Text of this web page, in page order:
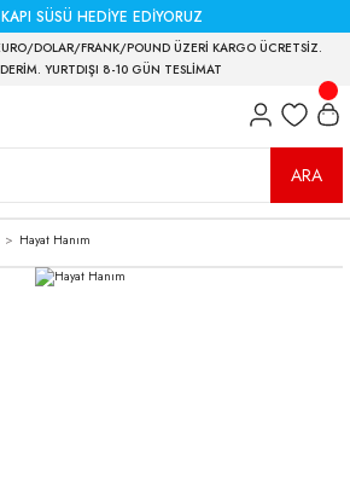
SÜSÜ HEDİYE EDİYORUZ
DOLAR/FRANK/POUND ÜZERİ KARGO ÜCRETSİZ.
YURTDIŞI 8-10 GÜN TESLİMAT
ARA
Hayat Hanım